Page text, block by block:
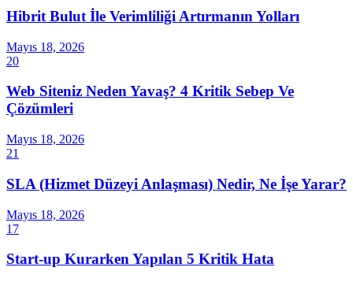
Hibrit Bulut İle Verimliliği Artırmanın Yolları
Mayıs 18, 2026
20
Web Siteniz Neden Yavaş? 4 Kritik Sebep Ve
Çözümleri
Mayıs 18, 2026
21
SLA (Hizmet Düzeyi Anlaşması) Nedir, Ne İşe Yarar?
Mayıs 18, 2026
17
Start-up Kurarken Yapılan 5 Kritik Hata